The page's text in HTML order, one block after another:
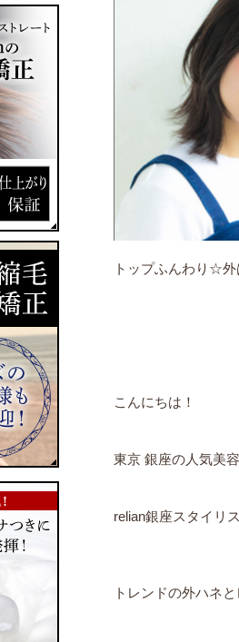
トップふんわり☆
こんにちは！
東京 銀座の人気美
relian銀座スタイリ
トレンドの外ハネ